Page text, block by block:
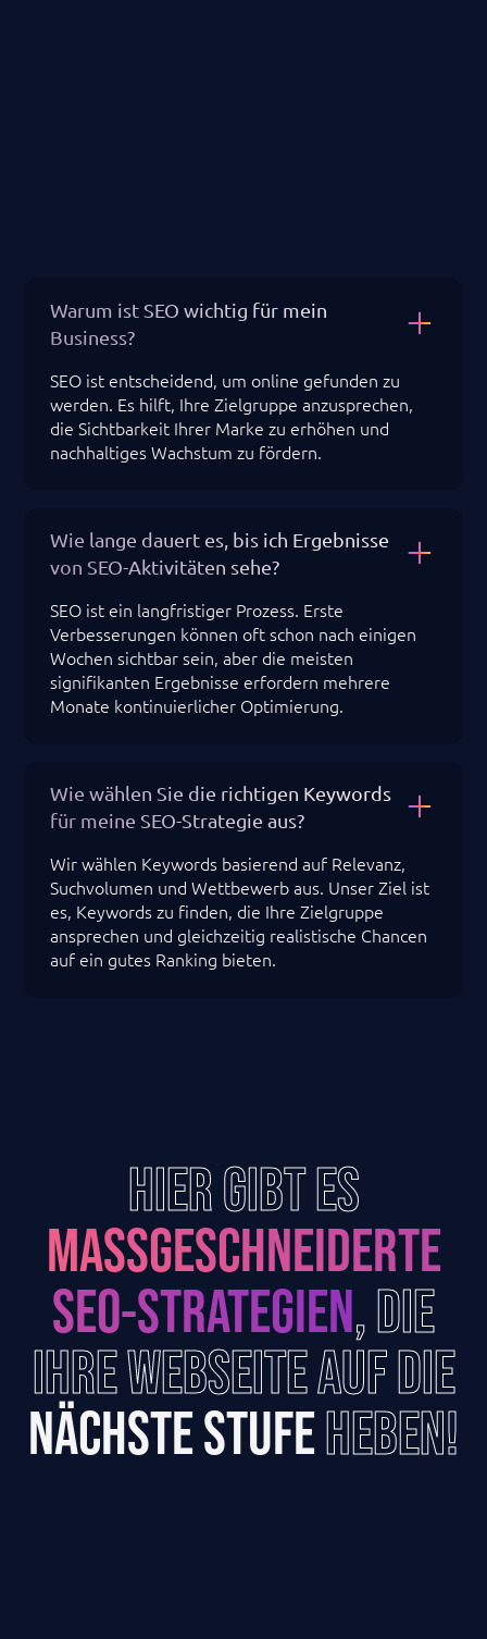
Warum ist SEO wichtig für mein
Business?
SEO ist entscheidend, um online gefunden zu
werden. Es hilft, Ihre Zielgruppe anzusprechen,
die Sichtbarkeit Ihrer Marke zu erhöhen und
nachhaltiges Wachstum zu fördern.
Wie lange dauert es, bis ich Ergebnisse
von SEO-Aktivitäten sehe?
SEO ist ein langfristiger Prozess. Erste
Verbesserungen können oft schon nach einigen
Wochen sichtbar sein, aber die meisten
signifikanten Ergebnisse erfordern mehrere
Monate kontinuierlicher Optimierung.
Wie wählen Sie die richtigen Keywords
für meine SEO-Strategie aus?
Wir wählen Keywords basierend auf Relevanz,
Suchvolumen und Wettbewerb aus. Unser Ziel ist
es, Keywords zu finden, die Ihre Zielgruppe
ansprechen und gleichzeitig realistische Chancen
auf ein gutes Ranking bieten.
HIER GIBT ES
MASSGESCHNEIDERTE S
EO-STRATEGIEN , DIE
IHRE WEBSEITE AUF DIE
NÄCHSTE STUFEHEBEN!